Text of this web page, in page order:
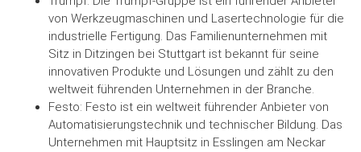
von Werkzeugmaschinen und Lasertechnologie für die
industrielle Fertigung. Das Familienunternehmen mit
Sitz in Ditzingen bei Stuttgart ist bekannt für seine
innovativen Produkte und Lösungen und zählt zu den
weltweit führenden Unternehmen in der Branche.
Festo: Festo ist ein weltweit führender Anbieter von
Automatisierungstechnik und technischer Bildung. Das
Unternehmen mit Hauptsitz in Esslingen am Neckar